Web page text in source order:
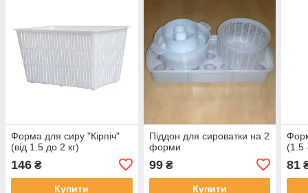
Форма для сиру "Кірпіч"
(від 1.5 до 2 кг)
146 ₴
Купити
Піддон для сироватки на 2
форми
99₴
Купити
(1.5
81